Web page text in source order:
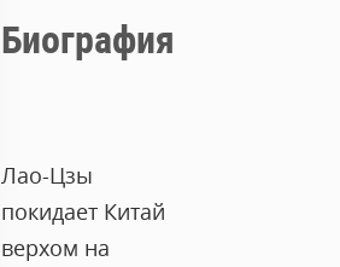
Биография
Лао-Цзы
покидает Китай
верхом на